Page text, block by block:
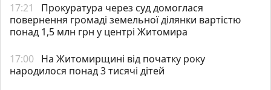
17:21
Прокуратура через суд домоглася
повернення громаді земельної ділянки вартістю
понад 1,5 млн грн у центрі Житомира
17:00 На Житомирщині від початку року
народилося понад 3 тисячі дітей